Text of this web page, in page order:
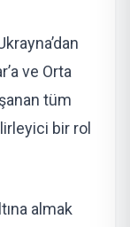
ve Orta
tüm
bir rol
almak